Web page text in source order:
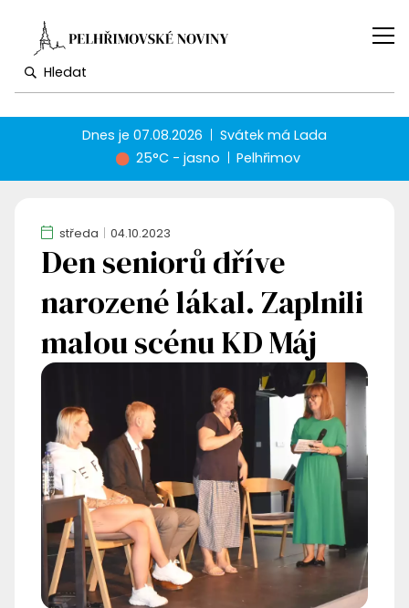
Dnes je07.08.2026 Svátek má Lada
25°C - jasno
Pelhřimov
středa 04.10.2023
Den seniorů dříve
narozené lákal. Zaplnili
malou scénu KD Máj